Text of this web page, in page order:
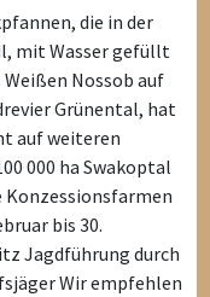
die in der
mit Wasser gefüllt
Weißen Nossob auf
Grünental, hat
auf weiteren
000 ha Swakoptal
Konzessionsfarmen
bis 30.
Jagdführung durch
Wir empfehlen